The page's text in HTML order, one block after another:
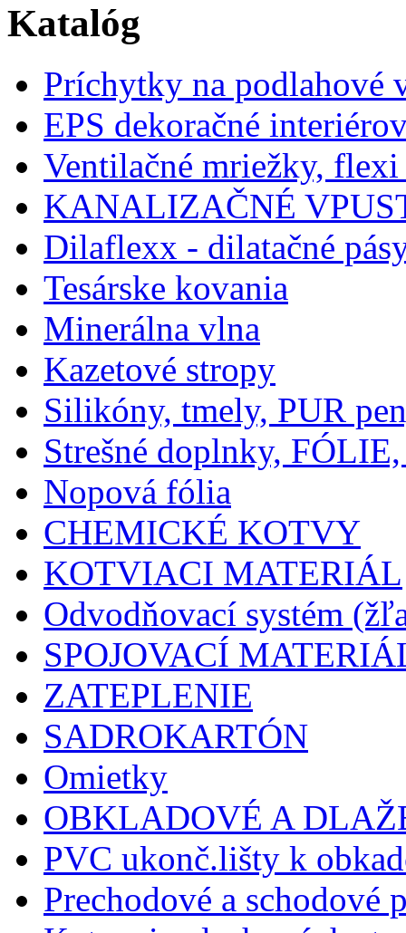
Katalóg
Príchytky na podlahové
EPS dekoračné
Ventilačné mriežky,
KANALIZAČNÉ
Dilaflexx - dilatačné
Tesárske kovania
Minerálna vlna
Kazetové stropy
Silikóny, tmely, PUR
Strešné doplnky,
Nopová fólia
CHEMICKÉ KOTVY
KOTVIACI MATERIÁL
Odvodňovací systém
SPOJOVACÍ
ZATEPLENIE
SADROKARTÓN
Omietky
OBKLADOVÉ A
PVC ukonč.lišty k
Prechodové a schodové